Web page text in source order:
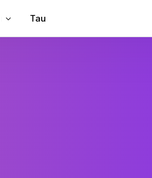
Tau